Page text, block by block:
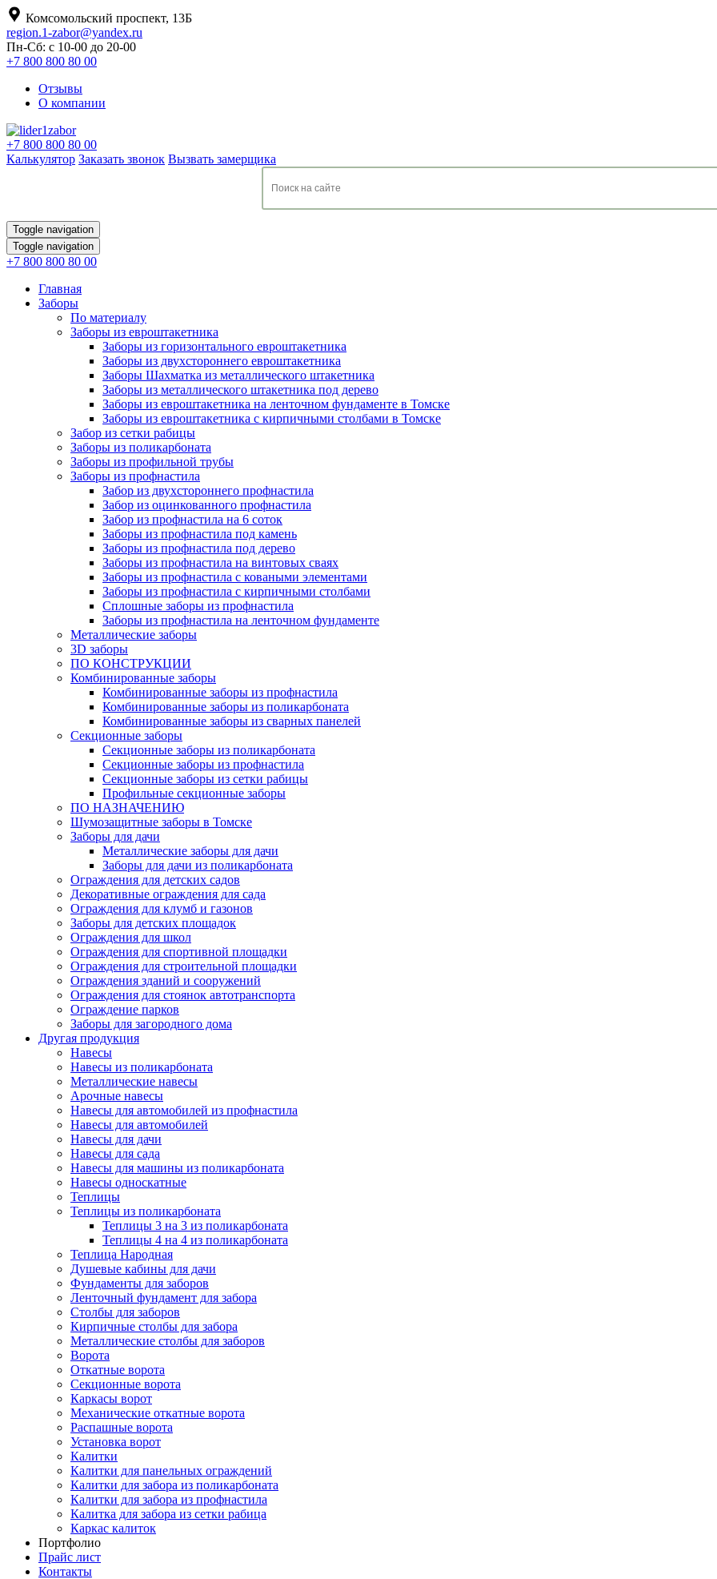
Комсомольский проспект, 13Б
region.1-zabor@yandex.ru
Пн-Сб: с 10-00 до 20-00
+7 800 800 80 00
Отзывы
О компании
+7 800 800 80 00
Калькулятор Заказать звонок Вызвать замерщика
Toggle navigation
Toggle navigation
+7 800 800 80 00
Главная
Заборы
По материалу
Заборы из евроштакетника
Заборы из горизонтального евроштакетника
Заборы из двухстороннего евроштакетника
Заборы Шахматка из металлического штакетника
Заборы из металлического штакетника под дерево
Заборы из евроштакетника на ленточном фундаменте в Томске
Заборы из евроштакетника с кирпичными столбами в Томске
Забор из сетки рабицы
Заборы из поликарбоната
Заборы из профильной трубы
Заборы из профнастила
Забор из двухстороннего профнастила
Забор из оцинкованного профнастила
Забор из профнастила на 6 соток
Заборы из профнастила под камень
Заборы из профнастила под дерево
Заборы из профнастила на винтовых сваях
Заборы из профнастила с коваными элементами
Заборы из профнастила с кирпичными столбами
Сплошные заборы из профнастила
Заборы из профнастила на ленточном фундаменте
Металлические заборы
3D заборы
ПО КОНСТРУКЦИИ
Комбинированные заборы
Комбинированные заборы из профнастила
Комбинированные заборы из поликарбоната
Комбинированные заборы из сварных панелей
Секционные заборы
Секционные заборы из поликарбоната
Секционные заборы из профнастила
Секционные заборы из сетки рабицы
Профильные секционные заборы
ПО НАЗНАЧЕНИЮ
Шумозащитные заборы в Томске
Заборы для дачи
Металлические заборы для дачи
Заборы для дачи из поликарбоната
Ограждения для детских садов
Декоративные ограждения для сада
Ограждения для клумб и газонов
Заборы для детских площадок
Ограждения для школ
Ограждения для спортивной площадки
Ограждения для строительной площадки
Ограждения зданий и сооружений
Ограждения для стоянок автотранспорта
Ограждение парков
Заборы для загородного дома
Другая продукция
Навесы
Навесы из поликарбоната
Металлические навесы
Арочные навесы
Навесы для автомобилей из профнастила
Навесы для автомобилей
Навесы для дачи
Навесы для сада
Навесы для машины из поликарбоната
Навесы односкатные
Теплицы
Теплицы из поликарбоната
Теплицы 3 на 3 из поликарбоната
Теплицы 4 на 4 из поликарбоната
Теплица Народная
Душевые кабины для дачи
Фундаменты для заборов
Ленточный фундамент для забора
Столбы для заборов
Кирпичные столбы для забора
Металлические столбы для заборов
Ворота
Откатные ворота
Секционные ворота
Каркасы ворот
Механические откатные ворота
Распашные ворота
Установка ворот
Калитки
Калитки для панельных ограждений
Калитки для забора из поликарбоната
Калитки для забора из профнастила
Калитка для забора из сетки рабица
Каркас калиток
Портфолио
Прайс лист
Контакты